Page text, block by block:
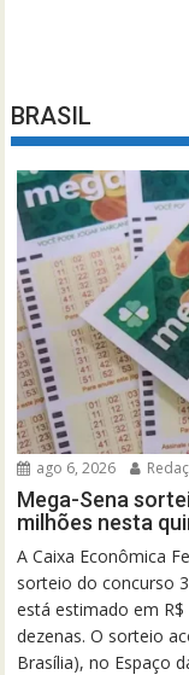
BRASIL
ago 6, 2026
Mega-Sena
milhões nesta
A Caixa Econômica
sorteio do concurso
está estimado em
dezenas. O sorteio
Brasília), no Espaço